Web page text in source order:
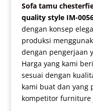
Sofa tamu
quality style IM-
dengan konsep
produksi
dengan pengerjaan
Harga yang kami
sesuai dengan
kami buat dan yang
kompetitor furniture